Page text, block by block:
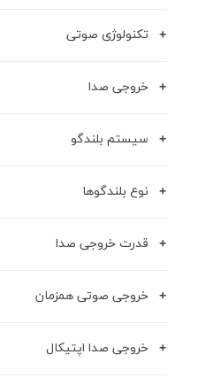
تکنولوژی صوتی
خروجی صدا
سیستم بلندگو
نوع بلندگوها
قدرت خروجی صدا
خروجی صوتی همزمان
خروجی صدا اپتیکال